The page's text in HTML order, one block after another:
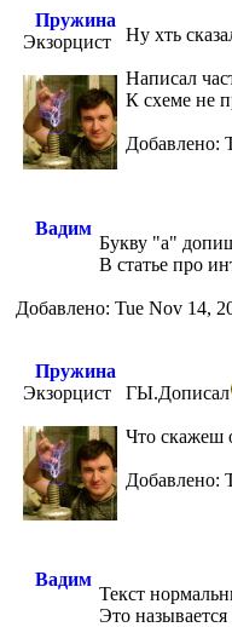
Пружина
Экзорцист
Ну хть
Написал
К схеме не
Добавлено:
Вадим
Букву "а"
В статье про
Добавлено: Tue Nov 14,
Пружина
Экзорцист
ГЫ.Дописал
Что скажеш
Добавлено:
Вадим
Текст
Это называется